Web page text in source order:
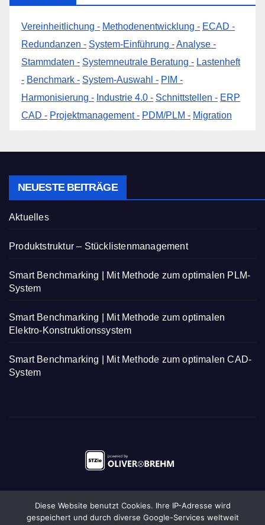
Vereinheitlichung - Methodenentwicklung - ECAD -
Redundanzen - System-Einführung -Analyse -
Stammdaten - Systemneutrale Beratung - Lastenheft
- Benchmark - System-Auswahl - PIM -
Harmonisierung - Industrie 4.0 - Schnittstellen - ERP
CAD - Projektmanagement - PDM/PLM - Migration
NEUESTE BEITRÄGE
Aktuelles
Produktstruktur – Stücklistenmanagement
Smart Benchmarking | Mit Methode zum optimalen PLM-
System
Smart Benchmarking | Mit Methode zum optimalen
Elektro-Konstruktionssystem
Smart Benchmarking | Mit Methode zum optimalen CAD-
System
Stolz präsentiert von WordPress|Theme:Newsup von Themeansar
Diese Website benutzt Cookies. Ihre IP-Adresse wird
gespeichert und durch diverse Google-Services weltweit